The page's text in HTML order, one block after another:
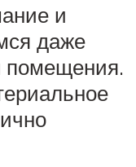
и
даже
помещения.